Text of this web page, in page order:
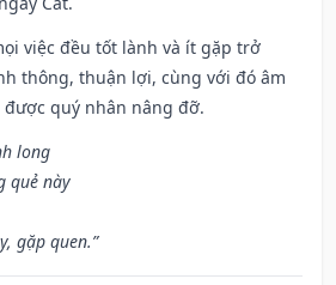
việc đều tốt lành và ít gặp trở
thông, thuận lợi, cùng với đó âm
quý nhân nâng đỡ.
long
quẻ này
gặp quen.”